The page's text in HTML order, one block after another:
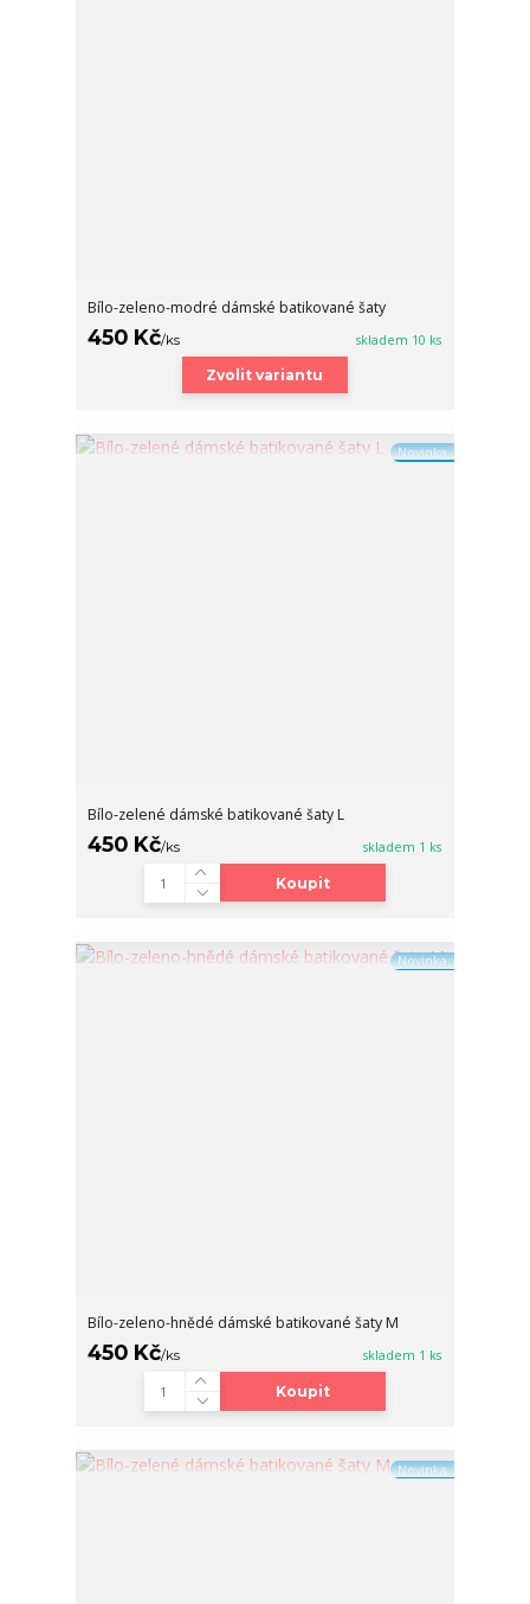
Bílo-zeleno-modré dámské batikované šaty
450 Kč/ks skladem 10 ks
Zvolit variantu
Novinka
Bílo-zelené dámské batikované šaty L
450 Kč/ks skladem 1 ks
Koupit
Novinka
Bílo-zeleno-hnědé dámské batikované šaty M
450 Kč/ks skladem 1 ks
Koupit
Novinka